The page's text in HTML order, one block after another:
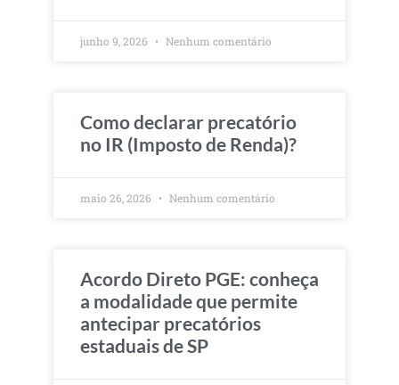
junho 9, 2026 Nenhum comentário
Como declarar precatório
no IR (Imposto de Renda)?
maio 26, 2026 Nenhum comentário
Acordo Direto PGE: conheça
a modalidade que permite
antecipar precatórios
estaduais de SP